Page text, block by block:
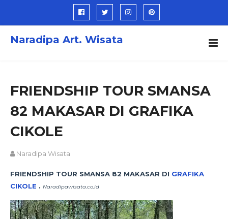
Naradipa Art. Wisata
FRIENDSHIP TOUR SMANSA
82 MAKASAR DI GRAFIKA
CIKOLE
Naradipa Wisata
FRIENDSHIP TOUR SMANSA 82 MAKASAR DI GRAFIKA
CIKOLE . Naradipawisata.co.id